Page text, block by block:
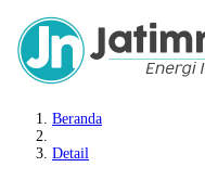
Beranda
Detail